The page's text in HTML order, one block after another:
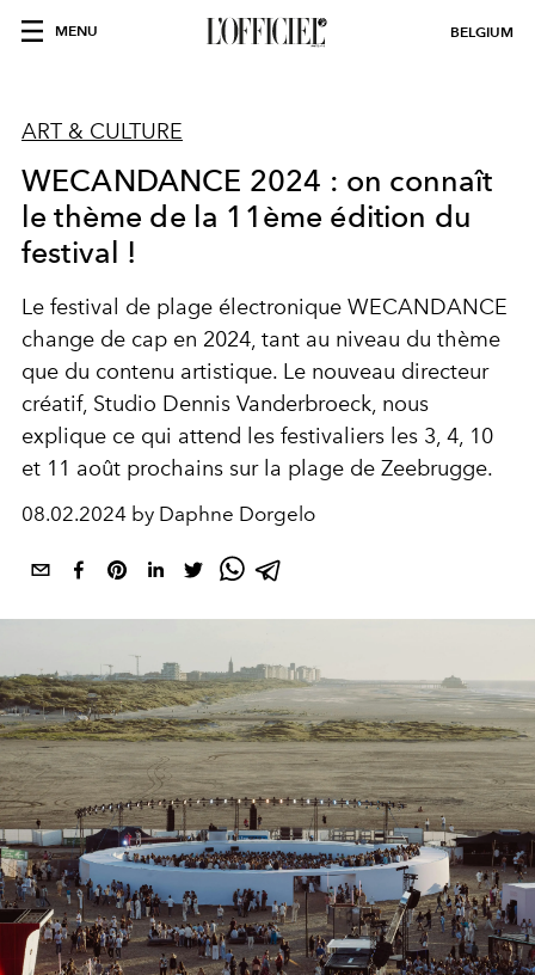
MENU BELGIUM
ART & CULTURE
WECANDANCE 2024 : on connaît
le thème de la 11ème édition du
festival !
Le festival de plage électronique WECANDANCE
change de cap en 2024, tant au niveau du thème
que du contenu artistique. Le nouveau directeur
créatif, Studio Dennis Vanderbroeck, nous
explique ce qui attend les festivaliers les 3, 4, 10
et 11 août prochains sur la plage de Zeebrugge.
08.02.2024 by Daphne Dorgelo